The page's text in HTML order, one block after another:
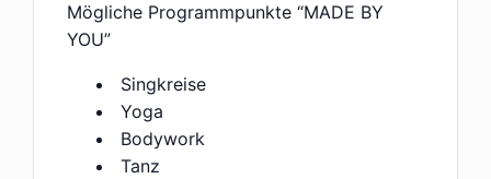
Mögliche Programmpunkte “MADE BY
YOU”
Singkreise
Yoga
Bodywork
Tanz